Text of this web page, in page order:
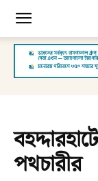
পথচারীর